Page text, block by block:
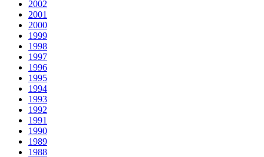
2002
2001
2000
1999
1998
1997
1996
1995
1994
1993
1992
1991
1990
1989
1988